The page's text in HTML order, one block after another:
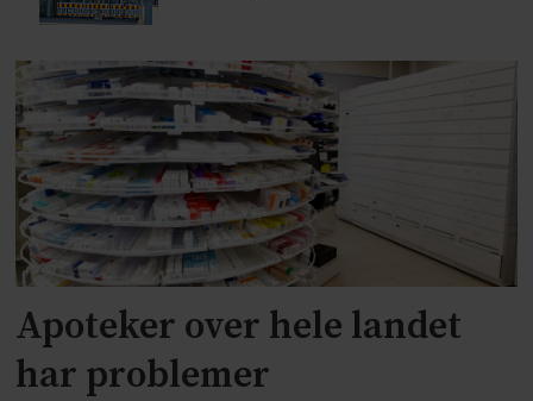
Apoteker over hele landet
har problemer